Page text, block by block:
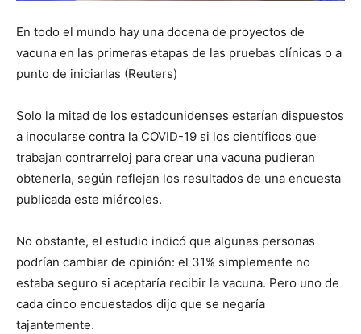
En todo el mundo hay una docena de proyectos de
vacuna en las primeras etapas de las pruebas clínicas o a
punto de iniciarlas (Reuters)
Solo la mitad de los estadounidenses estarían dispuestos
a inocularse contra la COVID-19 si los científicos que
trabajan contrarreloj para crear una vacuna pudieran
obtenerla, según reflejan los resultados de una encuesta
publicada este miércoles.
No obstante, el estudio indicó que algunas personas
podrían cambiar de opinión: el 31% simplemente no
estaba seguro si aceptaría recibir la vacuna. Pero uno de
cada cinco encuestados dijo que se negaría
tajantemente.